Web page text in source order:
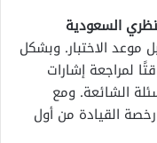
السعودية
الاختبار. وبشكل
لمراجعة إشارات
الشائعة. ومع
القيادة من أول